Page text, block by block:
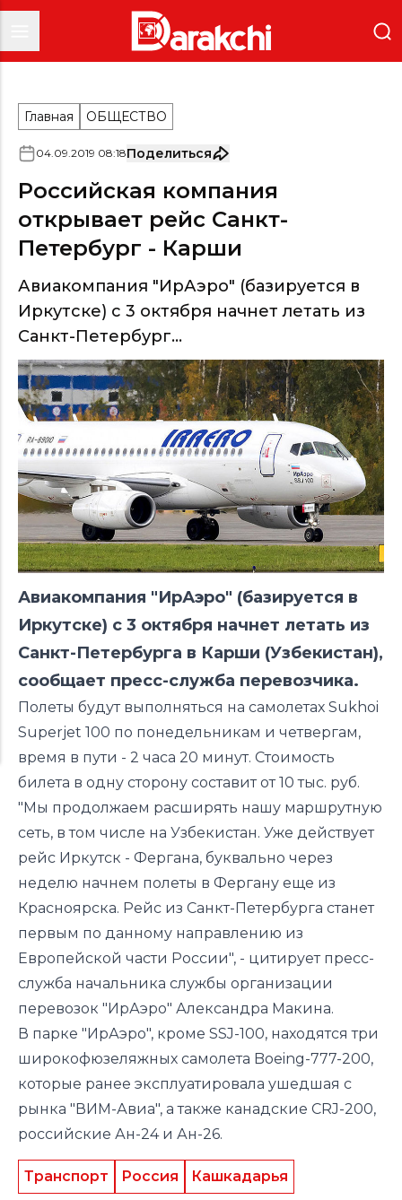
Главная ОБЩЕСТВО
04.09.2019 08:18Поделиться
Российская компания
открывает рейс Санкт-
Петербург - Карши
Авиакомпания "ИрАэро" (базируется в
Иркутске) с 3 октября начнет летать из
Санкт-Петербург...
Авиакомпания "ИрАэро" (базируется в
Иркутске) с 3 октября начнет летать из
Санкт-Петербурга в Карши (Узбекистан),
сообщает пресс-служба перевозчика.
Полеты будут выполняться на самолетах Sukhoi
Superjet 100 по понедельникам и четвергам,
время в пути - 2 часа 20 минут. Стоимость
билета в одну сторону составит от 10 тыс. руб.
"Мы продолжаем расширять нашу маршрутную
сеть, в том числе на Узбекистан. Уже действует
рейс Иркутск - Фергана, буквально через
неделю начнем полеты в Фергану еще из
Красноярска. Рейс из Санкт-Петербурга станет
первым по данному направлению из
Европейской части России", - цитирует пресс-
служба начальника службы организации
перевозок "ИрАэро" Александра Макина.
В парке "ИрАэро", кроме SSJ-100, находятся три
широкофюзеляжных самолета Boeing-777-200,
которые ранее эксплуатировала ушедшая с
рынка "ВИМ-Авиа", а также канадские CRJ-200,
российские Ан-24 и Ан-26.
Транспорт Россия Кашкадарья